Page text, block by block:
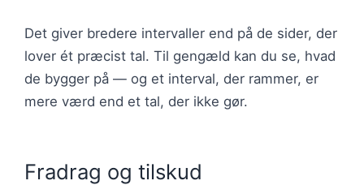
Det giver bredere intervaller end på de sider, der
lover ét præcist tal. Til gengæld kan du se, hvad
de bygger på — og et interval, der rammer, er
mere værd end et tal, der ikke gør.
Fradrag og tilskud